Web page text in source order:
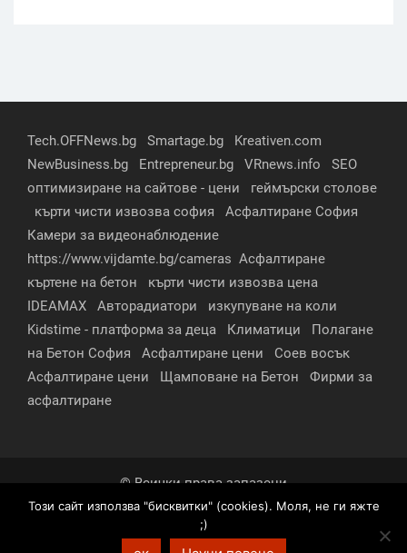
Tech.OFFNews.bg Smartage.bg
Kreativen.com
NewBusiness.bg
Entrepreneur.bg VRnews.info
SEO
оптимизиране на сайтове - цени
геймърски столове
кърти чисти извозва софия
Асфалтиране София
Камери за видеонаблюдение
https://www.vijdamte.bg/cameras Асфалтиране
къртене на бетон
кърти чисти извозва цена
IDEAMAX
Авторадиатори
изкупуване на коли
Kidstime - платформа за деца
Климатици
Полагане
на Бетон София
Асфалтиране цени
Соев восък
Асфалтиране цени
Щамповане на Бетон
Фирми за
асфалтиране
© Всички права запазени
За нас
Контакти Реклама
Партньори
Условия за поверителност
Този сайт използва "бисквитки" (cookies). Моля, не ги яжте
;)